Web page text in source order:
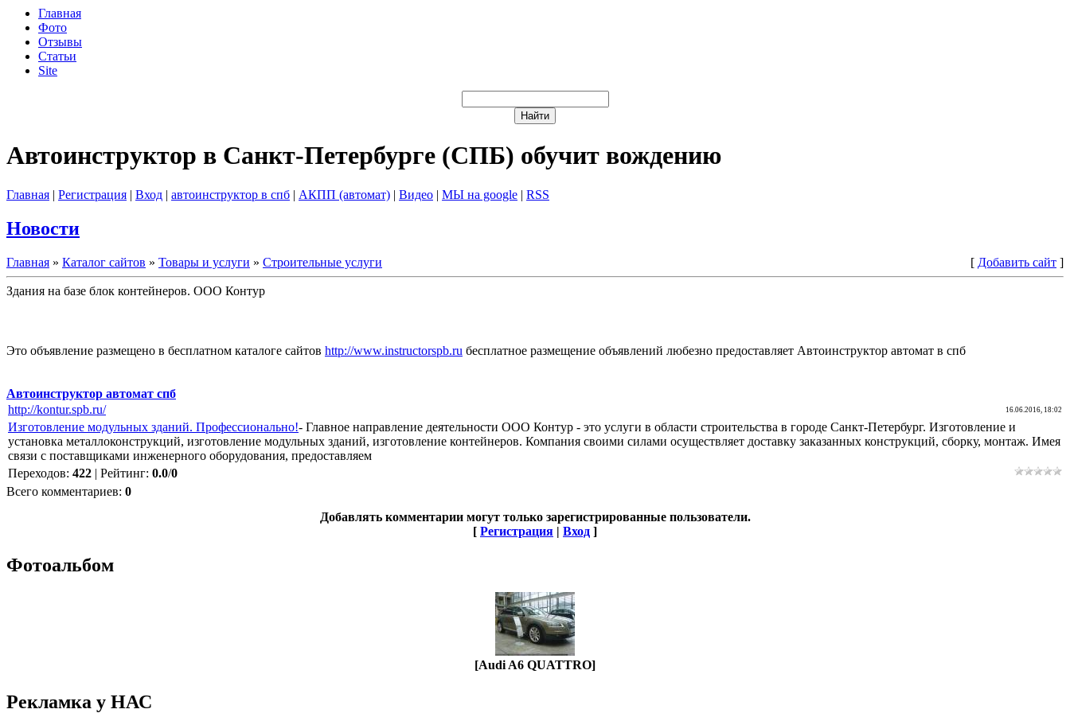
Главная
Фото
Отзывы
Статьи
Site
Автоинструктор в Санкт-Петербурге (СПБ) обучит вождению
Главная | Регистрация | Вход | автоинструктор в спб | АКПП (автомат) | Видео | МЫ на google | RSS
Новости
Главная » Каталог сайтов » Товары и услуги » Строительные услуги [ Добавить сайт ]
Здания на базе блок контейнеров. ООО Контур
Это объявление размещено в бесплатном каталоге сайтов http://www.instructorspb.ru бесплатное размещение объявлений любезно предоставляет Автоинструктор автомат в спб
Автоинструктор автомат спб
http://kontur.spb.ru/
16.06.2016, 18:02
Изготовление модульных зданий. Профессионально!- Главное направление деятельности ООО Контур - это услуги в области строительства в городе Санкт-Петербург. Изготовление и
установка металлоконструкций, изготовление модульных зданий, изготовление контейнеров. Компания своими силами осуществляет доставку заказанных конструкций, сборку, монтаж. Имея
связи с поставщиками инженерного оборудования, предоставляем
Переходов: 422 | Рейтинг: 0.0/0
Всего комментариев: 0
Добавлять комментарии могут только зарегистрированные пользователи.
[ Регистрация | Вход ]
Фотоальбом
[Audi A6 QUATTRO]
Рекламка у НАС